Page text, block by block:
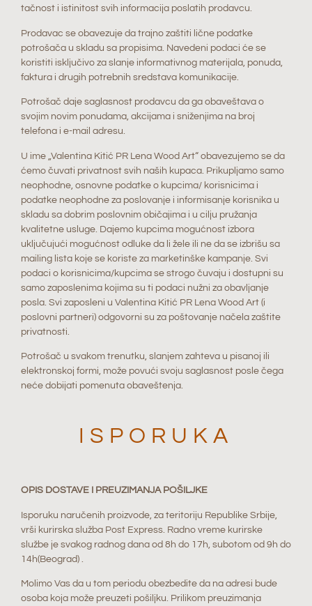
tačnost i istinitost svih informacija poslatih prodavcu.
Prodavac se obavezuje da trajno zaštiti lične podatke
potrošača u skladu sa propisima. Navedeni podaci će se
koristiti isključivo za slanje informativnog materijala, ponuda,
faktura i drugih potrebnih sredstava komunikacije.
Potrošač daje saglasnost prodavcu da ga obaveštava o
svojim novim ponudama, akcijama i sniženjima na broj
telefona i e-mail adresu.
U ime „Valentina Kitić PR Lena Wood Art“ obavezujemo se da
ćemo čuvati privatnost svih naših kupaca. Prikupljamo samo
neophodne, osnovne podatke o kupcima/ korisnicima i
podatke neophodne za poslovanje i informisanje korisnika u
skladu sa dobrim poslovnim običajima i u cilju pružanja
kvalitetne usluge. Dajemo kupcima mogućnost izbora
uključujući mogućnost odluke da li žele ili ne da se izbrišu sa
mailing lista koje se koriste za marketinške kampanje. Svi
podaci o korisnicima/kupcima se strogo čuvaju i dostupni su
samo zaposlenima kojima su ti podaci nužni za obavljanje
posla. Svi zaposleni u Valentina Kitić PR Lena Wood Art (i
poslovni partneri) odgovorni su za poštovanje načela zaštite
privatnosti.
Potrošač u svakom trenutku, slanjem zahteva u pisanoj ili
elektronskoj formi, može povući svoju saglasnost posle čega
neće dobijati pomenuta obaveštenja.
ISPORUKA
OPIS DOSTAVE I PREUZIMANJA POŠILJKE
Isporuku naručenih proizvode, za teritoriju Republike Srbije,
vrši kurirska služba Post Express. Radno vreme kurirske
službe je svakog radnog dana od 8h do 17h, subotom od 9h do
14h(Beograd) .
Molimo Vas da u tom periodu obezbedite da na adresi bude
osoba koja može preuzeti pošiljku. Prilikom preuzimanja